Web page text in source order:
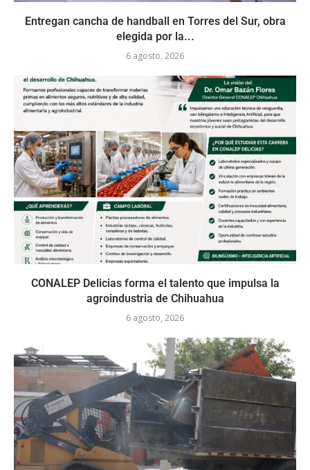
Entregan cancha de handball en Torres del Sur, obra
elegida por la...
6 agosto, 2026
CONALEP Delicias forma el talento que impulsa la
agroindustria de Chihuahua
6 agosto, 2026